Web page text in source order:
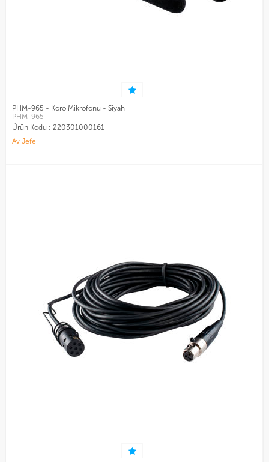
PHM-965 - Koro Mikrofonu - Siyah
PHM-965
Ürün Kodu : 220301000161
Av Jefe